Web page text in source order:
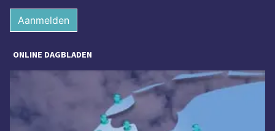
Aanmelden
ONLINE DAGBLADEN